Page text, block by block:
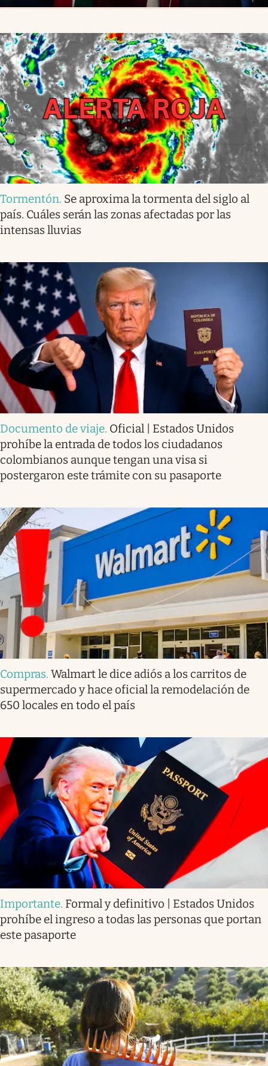
Tormentón. Se aproxima la tormenta del siglo al
país. Cuáles serán las zonas afectadas por las
intensas lluvias
Documento de viaje. Oficial | Estados Unidos
prohíbe la entrada de todos los ciudadanos
colombianos aunque tengan una visa si
postergaron este trámite con su pasaporte
Compras. Walmart le dice adiós a los carritos de
supermercado y hace oficial la remodelación de
650 locales en todo el país
Importante. Formal y definitivo | Estados Unidos
prohíbe el ingreso a todas las personas que portan
este pasaporte